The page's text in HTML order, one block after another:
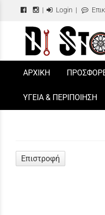
| Login |
/
ΑΡΧΙΚΗ
ΥΓΕΙΑ & ΠΕΡΙΠΟΙΗΣΗ
Επιστροφή